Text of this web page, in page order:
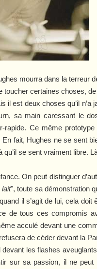
mourra dans la terreur
certaines choses,
est deux choses qu’il n’a
sa main caressant le
Ce même
fait, Hughes ne se sent
se sent vraiment libre.
On peut distinguer
", toute sa démonstration
il s’agit de lui, cela doit
de tous ces compromis
acculé devant une
de céder devant la
les flashes
sur sa passion, il ne